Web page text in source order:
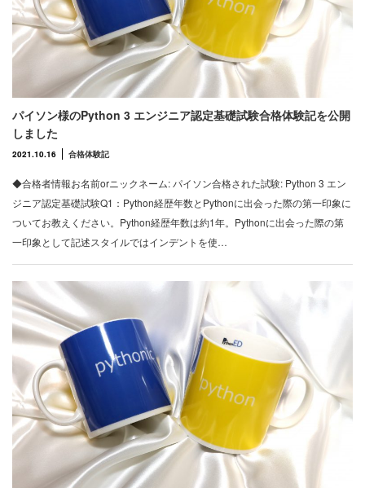
パイソン様のPython 3 エンジニア認定基礎試験合格体験記を公開
しました
2021.10.16 合格体験記
◆合格者情報お名前orニックネーム: パイソン合格された試験: Python 3 エン
ジニア認定基礎試験Q1：Python経歴年数とPythonに出会った際の第一印象に
ついてお教えください。Python経歴年数は約1年。Pythonに出会った際の第
一印象として記述スタイルではインデントを使…